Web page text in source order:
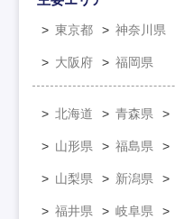
東京都 神奈川県
大阪府 福岡県
北海道 青森県
山形県 福島県
山梨県 新潟県
福井県 岐阜県